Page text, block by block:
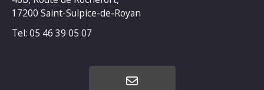
17200 Saint-Sulpice-de-Royan
Tel: 05 46 39 05 07